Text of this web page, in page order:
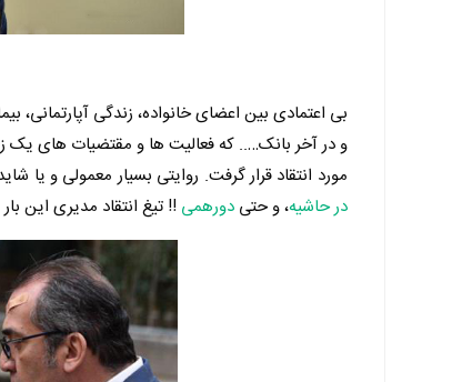
بی اعتمادی بین اعضای خانواده، زندگی آپارتمانی،
و در آخر بانک….. که فعالیت ها و مقتضیات های یک
مورد انتقاد قرار گرفت. روایتی بسیار معمولی و
در حاشیه، و حتیدورهمی!! تیغ انتقاد مدیری این